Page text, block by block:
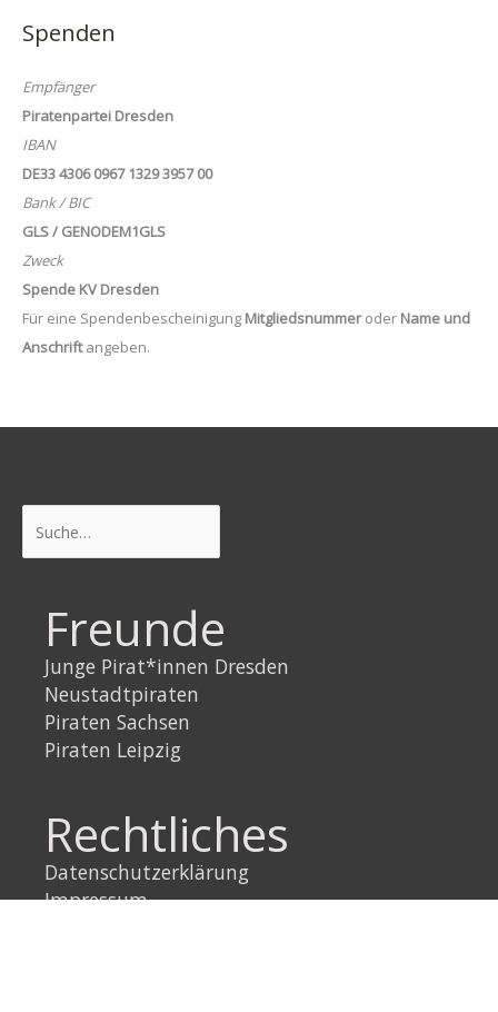
Spenden
Empfänger
Piratenpartei Dresden
IBAN
DE33 4306 0967 1329 3957 00
Bank / BIC
GLS / GENODEM1GLS
Zweck
Spende KV Dresden
Für eine Spendenbescheinigung Mitgliedsnummeroder Name und
Anschriftangeben.
Freunde
Junge Pirat*innen Dresden
Neustadtpiraten
Piraten Sachsen
Piraten Leipzig
Rechtliches
Datenschutzerklärung
Impressum